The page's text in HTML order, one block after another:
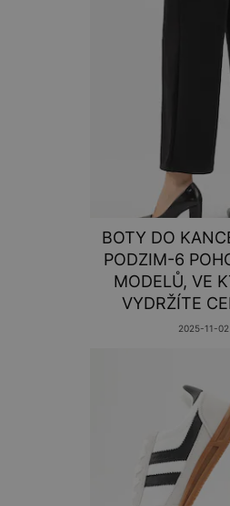
BOTY DO
PODZIM-6
MODELŮ, VE
VYDRŽÍTE
2025-11-02